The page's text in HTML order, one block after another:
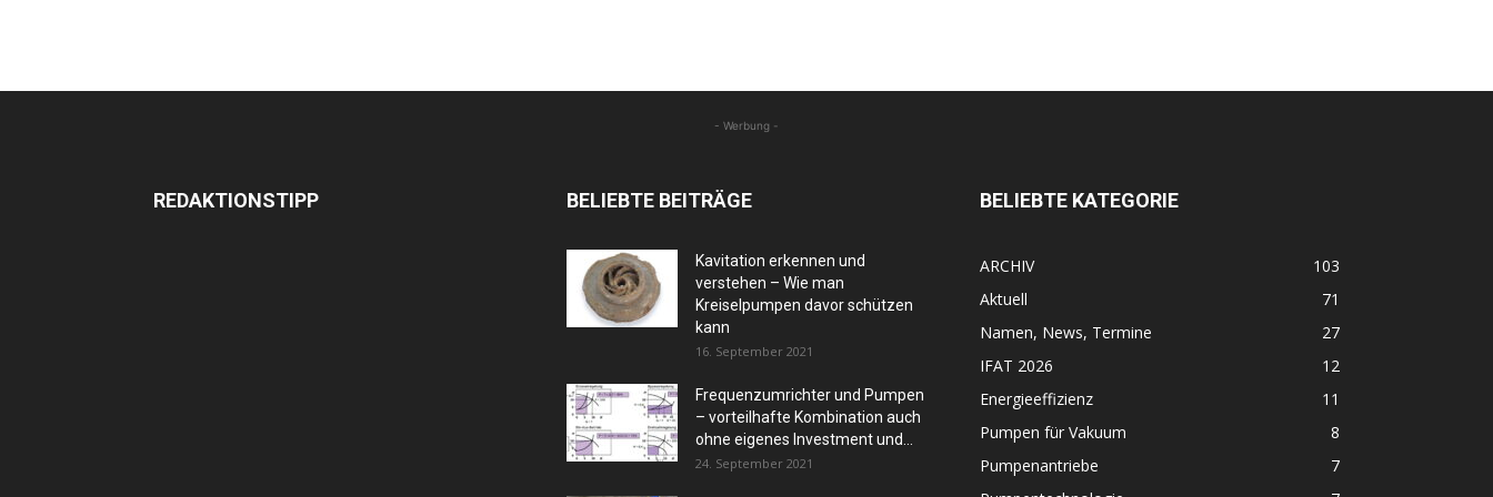
- Werbung -
REDAKTIONSTIPP BELIEBTE BEITRÄGE
Kavitation erkennen und
verstehen – Wie man
Kreiselpumpen davor schützen
kann
16. September 2021
Frequenzumrichter und Pumpen
– vorteilhafte Kombination auch
ohne eigenes Investment und...
24. September 2021
BELIEBTE KATEGORIE
ARCHIV
103
Aktuell
71
Namen, News, Termine
27
IFAT 2026
12
Energieeffizienz
11
Pumpen für Vakuum
8
Pumpenantriebe
7